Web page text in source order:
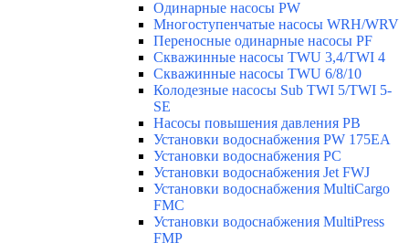
Одинарные насосы PW
Многоступенчатые насосы WRH/WRV
Переносные одинарные насосы PF
Скважинные насосы TWU 3,4/TWI 4
Скважинные насосы TWU 6/8/10
Колодезные насосы Sub TWI 5/TWI 5-
SE
Насосы повышения давления PB
Установки водоснабжения PW 175EA
Установки водоснабжения PC
Установки водоснабжения Jet FWJ
Установки водоснабжения MultiCargo
FMC
Установки водоснабжения MultiPress
FMP